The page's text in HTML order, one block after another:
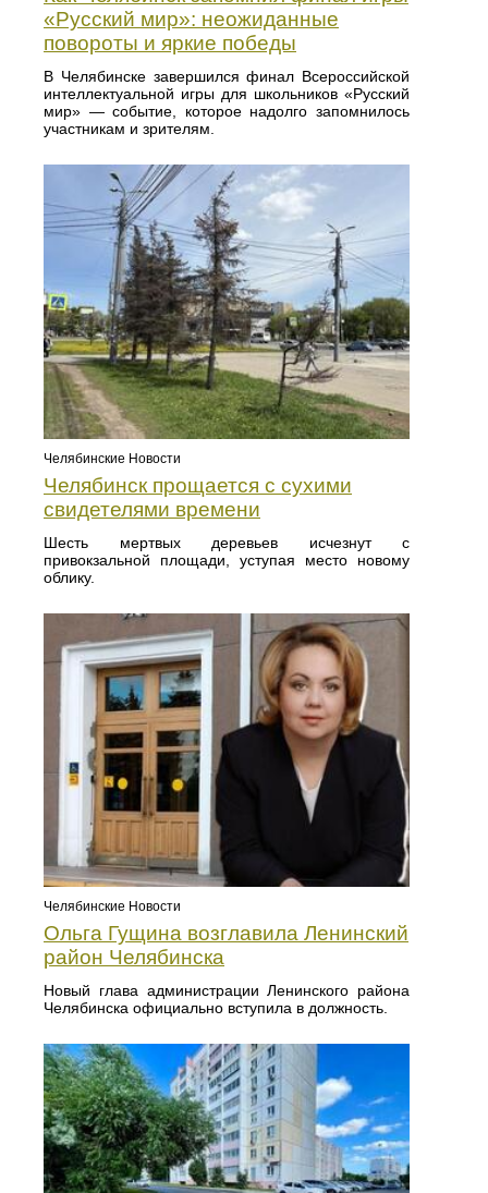
«Русский мир»: неожиданные
повороты и яркие победы
В Челябинске завершился финал Всероссийской
интеллектуальной игры для школьников «Русский
мир» — событие, которое надолго запомнилось
участникам и зрителям.
Челябинские Новости
Челябинск прощается с сухими
свидетелями времени
Шесть мертвых деревьев исчезнут с
привокзальной площади, уступая место новому
облику.
Челябинские Новости
Ольга Гущина возглавила Ленинский
район Челябинска
Новый глава администрации Ленинского района
Челябинска официально вступила в должность.